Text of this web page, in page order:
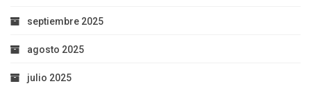
septiembre 2025
agosto 2025
julio 2025